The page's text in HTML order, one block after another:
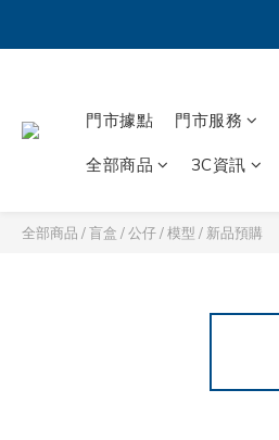
門市據點 門市服務
全部商品 3C資訊
全部商品 /盲盒 / 公仔 / 模型 / 新品預購